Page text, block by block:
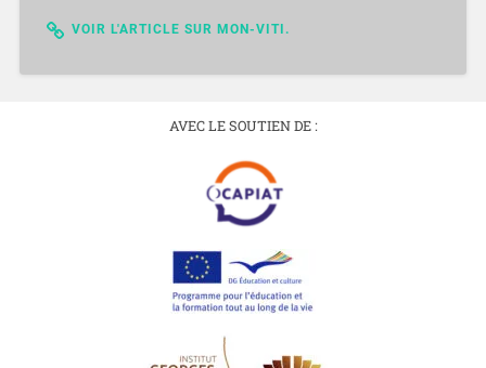
VOIR L'ARTICLE SUR MON-VITI.
AVEC LE SOUTIEN DE :